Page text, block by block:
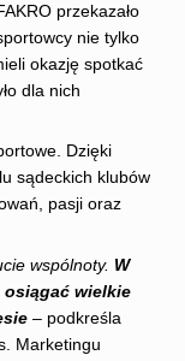
przekazało
nie tylko
okazję spotkać
dla nich
Dzięki
sądeckich klubów
pasji oraz
wspólnoty. W
osiągać wielkie
– podkreśla
Marketingu